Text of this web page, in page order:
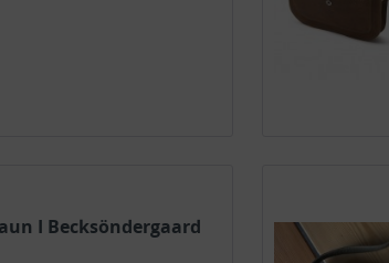
I Becksöndergaard